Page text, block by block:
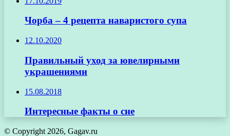
Чорба – 4 рецепта наваристого супа
12.10.2020
Правильный уход за ювелирными
украшениями
15.08.2018
Интересные факты о сне
© Copyright 2026, Gagav.ru